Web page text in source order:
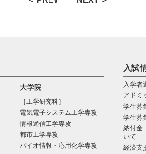
大学院
［工学研究科］
電気電⼦システム⼯学専攻
情報通信⼯学専攻
都市⼯学専攻
バイオ情報・応⽤化学専攻
入試
入学者
アドミ
学生募
学生募
納付金
いて
経済支